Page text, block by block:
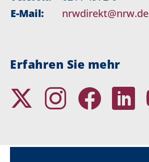
E-Mail:
nrwdirekt@nrw.de
Erfahren Sie mehr